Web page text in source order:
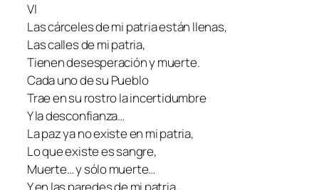
VI
Las cárceles de mi patria están llenas,
Las calles de mi patria,
Tienen desesperación y muerte.
Cada uno de su Pueblo
Trae en su rostro la incertidumbre
Y la desconfianza…
La paz ya no existe en mi patria,
Lo que existe es sangre,
Muerte… y sólo muerte…